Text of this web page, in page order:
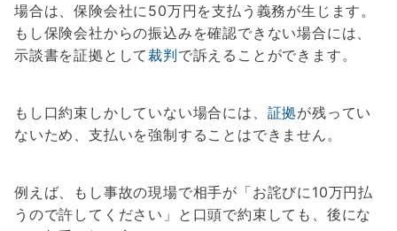
場合は、保険会社に50万円を支払う義務が生じます。
もし保険会社からの振込みを確認できない場合には、
示談書を証拠として裁判で訴えることができます。
もし口約束しかしていない場合には、 証拠が残ってい
ないため、支払いを強制することはできません。
例えば、もし事故の現場で相手が「お詫びに10万円払
うので許してください」と口頭で約束しても、後にな